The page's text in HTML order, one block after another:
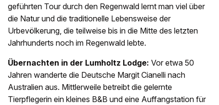
geführten Tour durch den Regenwald lernt man viel über
die Natur und die traditionelle Lebensweise der
Urbevölkerung, die teilweise bis in die Mitte des letzten
Jahrhunderts noch im Regenwald lebte.
Übernachten in der Lumholtz Lodge: Vor etwa 50
Jahren wanderte die Deutsche Margit Cianelli nach
Australien aus. Mittlerweile betreibt die gelernte
Tierpflegerin ein kleines B&B und eine Auffangstation für